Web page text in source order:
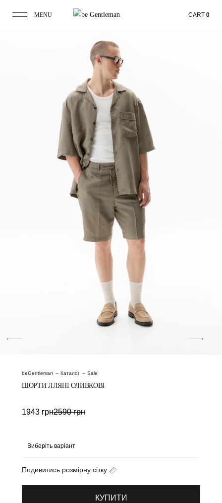
MENU CART 0
beGentleman Каталог Sale
ШОРТИ ЛЛЯНІ ОЛИВКОВІ
2590грн
1943 грн
Подивитись розмірну сітку
КУПИТИ